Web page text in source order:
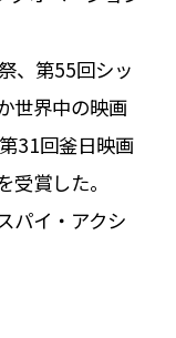
、第55回シッ
世界中の映画
31回釜日映画
賞した。
パイ・アクシ